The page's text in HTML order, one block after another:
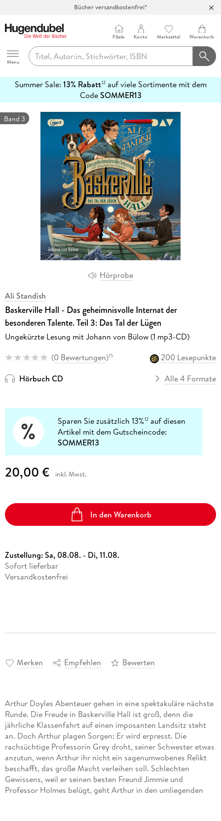
Bücher versandkostenfrei*
Abholung in über 100 Filialen
Hugendubel
Menu
Filiale Konto Merkzettel Warenkorb
Summer Sale: 13% Rabatt12auf viele Sortimente mit dem
CodeSOMMER13
erfahren
Hörprobe
Band 3
Ali Standish
Baskerville Hall - Das geheimnisvolle Internat der
besonderen Talente. Teil 3: Das Tal der Lügen
Ungekürzte Lesung mit Johann von Bülow (1 mp3-CD)
(0 Bewertungen)15
200 Lesepunkte
Hörbuch CD
Alle 4 Formate
Sparen Sie zusätzlich 13%12 auf diesen
Artikel mit dem Gutscheincode:
SOMMER13
20,00 € inkl. Mwst.
In den Warenkorb
Zustellung:Sa, 08.08. - Di, 11.08.
Sofort lieferbar
Versandkostenfrei
Merken Empfehlen Bewerten
Arthur Doyles Abenteuer gehen in eine spektakuläre nächste
Runde. Die Freude in Baskerville Hall ist groß, denn die
jährliche Klassenfahrt auf einen imposanten Landsitz steht
an. Doch Arthur plagen Sorgen: Er wird erpresst. Die
rachsüchtige Professorin Grey droht, seiner Schwester etwas
anzutun, wenn Arthur ihr nicht ein sagenumwobenes Relikt
beschafft, das große Macht verleihen soll. Schlechten
Gewissens, weil er seinen besten Freund Jimmie und
Professor Holmes belügt, geht Arthur in den umliegenden